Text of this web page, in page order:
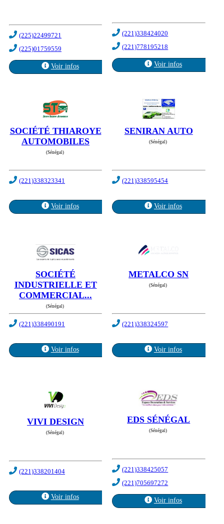
(225)22499721
(225)01759559
Voir infos
(221)338424020
(221)778195218
Voir infos
SOCIÉTÉ THIAROYE
AUTOMOBILES
(Sénégal)
(221)338323341
Voir infos
SENIRAN AUTO
(Sénégal)
(221)338595454
Voir infos
SOCIÉTÉ
INDUSTRIELLE ET
COMMERCIAL...
(Sénégal)
(221)338490191
Voir infos
METALCO SN
(Sénégal)
(221)338324597
Voir infos
VIVI DESIGN
(Sénégal)
(221)338201404
Voir infos
EDS SÉNÉGAL
(Sénégal)
(221)338425057
(221)705697272
Voir infos